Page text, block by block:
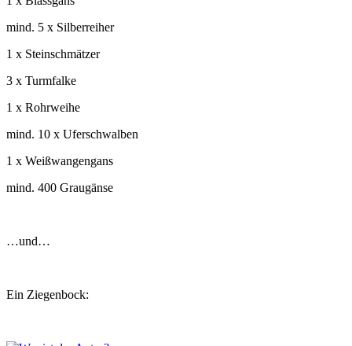
mind. 5 x Silberreiher
1 x Steinschmätzer
3 x Turmfalke
1 x Rohrweihe
mind. 10 x Uferschwalben
1 x Weißwangengans
mind. 400 Graugänse
…und…
Ein Ziegenbock: